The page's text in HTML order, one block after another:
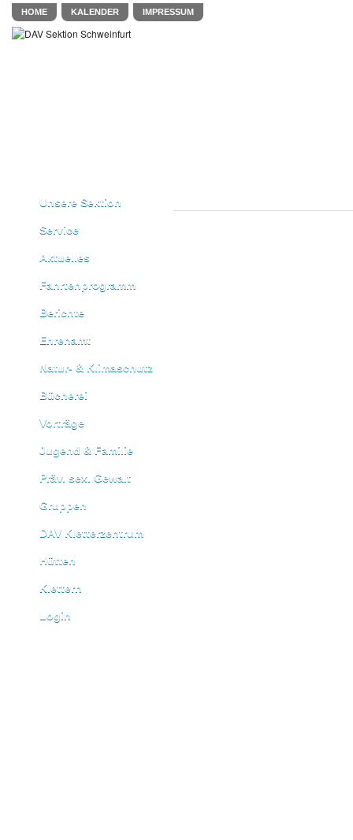
HOME KALENDER IMPRESSUM
Unsere Sektion
Service
Aktuelles
Fahrtenprogramm
Berichte
Ehrenamt
Natur- & Klimaschutz
Bücherei
Vorträge
Jugend & Familie
Präv. sex. Gewalt
Gruppen
DAV Kletterzentrum
Hütten
Klettern
Login